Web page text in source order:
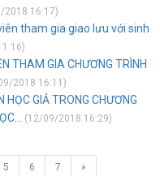
2018 16:17)
tham gia giao lưu với sinh
THAM GIA CHƯƠNG TRÌNH
2018 16:11)
HỌC GIẢ TRONG CHƯƠNG
(12/09/2018 16:29)
5 6 7 »